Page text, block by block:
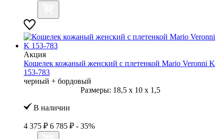
Акция
Кошелек кожаный женский с плетенкой Mario Veronni K
153-783
черный + бордовый
Размеры: 18,5 x 10 x 1,5
В наличии
4 375 ₽ 6 785 ₽ - 35%